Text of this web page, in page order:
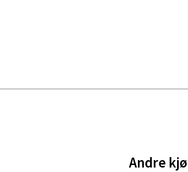
Andre
Ålesund - Thon Senter Moa